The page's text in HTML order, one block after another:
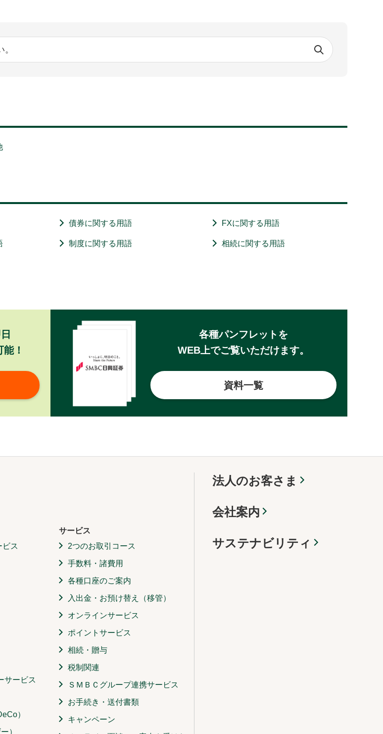
債券に関する用語 FXに関する用語
制度に関する用語 相続に関する用語
！
各種パンフレットを
WEB上でご覧いただけます。
資料一覧
ビス
サービス
）
）
サービス
2つのお取引コース
手数料・諸費用
各種口座のご案内
入出金・お預け替え（移管）
オンラインサービス
ポイントサービス
相続・贈与
税制関連
ＳＭＢＣグループ連携サービス
お手続き・送付書類
キャンペーン
法人のお客さま
会社案内
サステナビリティ